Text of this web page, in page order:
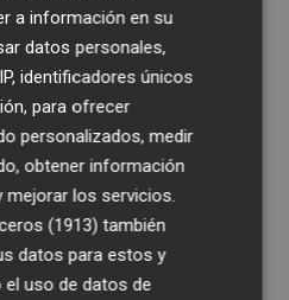
llegaron las
siete títulos del
, una lista que
con suéxito en el
2022. Ningún
unas semifinales
y Nueva York a
a información en su
datos personales,
identificadores únicos
para ofrecer
personalizados, medir
obtener información
mejorar los servicios.
(1913) también
datos para estos y
uso de datos de